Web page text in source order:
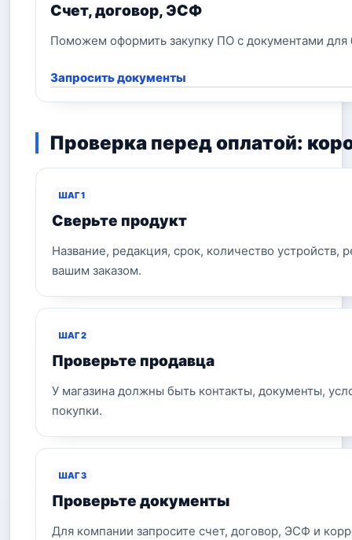
Счет, договор, ЭСФ
Поможем оформить закупку ПО с документами для
Запросить документы
Проверка перед оплатой:
ШАГ 1
Сверьте продукт
Название, редакция, срок, количество устройств,
вашим заказом.
ШАГ 2
Проверьте продавца
У магазина должны быть контакты, документы,
покупки.
ШАГ 3
Проверьте документы
Для компании запросите счет, договор, ЭСФ и